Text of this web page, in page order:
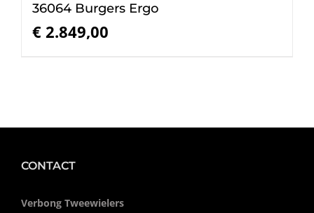
36064 Burgers Ergo
€ 2.849,00
CONTACT
Verbong Tweewielers